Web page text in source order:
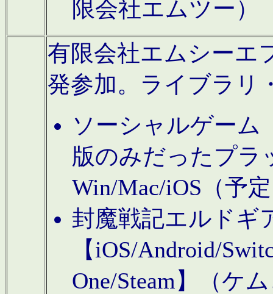
限会社エムツー）
有限会社エムシーエ
発参加。ライブラリ
ソーシャルゲーム
版のみだったプラ
Win/Mac/iOS（予
封魔戦記エルドギ
【iOS/Android/
One/Steam】（ケ